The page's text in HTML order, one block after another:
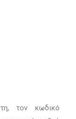
τον κωδικό